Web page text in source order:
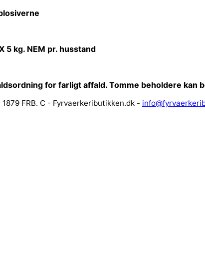
5 kg. NEM pr. husstand
for farligt affald. Tomme beholdere kan
FRB. C - Fyrvaerkeributikken.dk -